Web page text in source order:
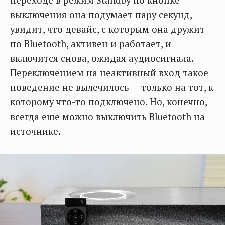
выключения она подумает пару секунд,
увидит, что девайс, с которым она дружит
по Bluetooth, активен и работает, и
включится снова, ожидая аудиосигнала.
Переключением на неактивный вход такое
поведение не вылечилось — только на тот, к
которому что-то подключено. Но, конечно,
всегда еще можно выключить Bluetooth на
источнике.